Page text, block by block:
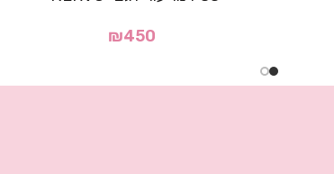
₪450